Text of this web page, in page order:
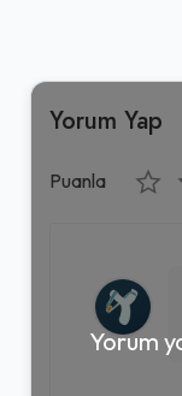
Yorum Yap
Puanla
Yorum